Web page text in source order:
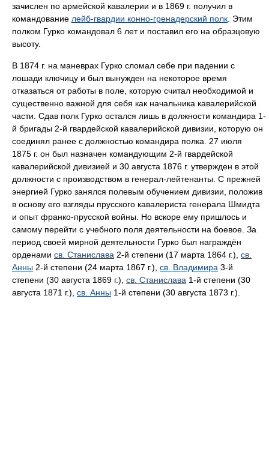
зачислен по армейской кавалерии и в 1869 г. получил в
командование лейб-гвардии конно-гренадерский полк . Этим
полком Гурко командовал 6 лет и поставил его на образцовую
высоту.
В 1874 г. на маневрах Гурко сломал себе при падении с
лошади ключицу и был вынужден на некоторое время
отказаться от работы в поле, которую считал необходимой и
существенно важной для себя как начальника кавалерийской
части. Сдав полк Гурко остался лишь в должности командира 1-
й бригады 2-й гвардейской кавалерийской дивизии, которую он
соединял ранее с должностью командира полка. 27 июля
1875 г. он был назначен командующим 2-й гвардейской
кавалерийской дивизией и 30 августа 1876 г. утвержден в этой
должности с производством в генерал-лейтенанты. С прежней
энергией Гурко занялся полевым обучением дивизии, положив
в основу его взгляды прусского кавалериста генерала Шмидта
и опыт франко-прусской войны. Но вскоре ему пришлось и
самому перейти с учебного поля деятельности на боевое. За
период своей мирной деятельности Гурко был награждён
орденами св. Станислава 2-й степени (17 марта 1864 г.), св.
Анны 2-й степени (24 марта 1867 г.), св. Владимира 3-й
степени (30 августа 1869 г.), св. Станислава 1-й степени (30
августа 1871 г.), св. Анны 1-й степени (30 августа 1873 г.).